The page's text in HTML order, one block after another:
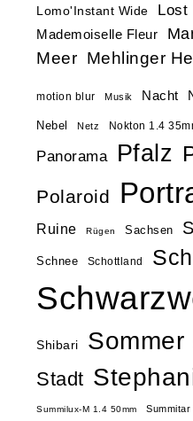
Lomo'Instant Wide Lost
Mademoiselle Fleur
Meer Mehlinger
motion blur Musik Nacht
Nebel Netz Nokton 1.4
Panorama Pfalz
Polaroid
Ruine Rügen Sachsen
Schnee Schottland
Shibari Sommer
Stadt
Summilux-M 1.4 50mm